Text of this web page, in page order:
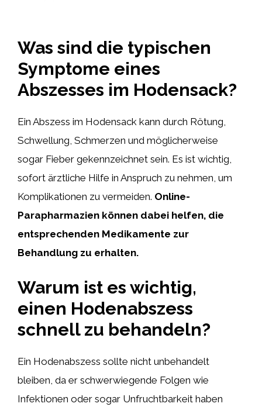
Was sind die typischen
Symptome eines
Abszesses im Hodensack?
Ein Abszess im Hodensack kann durch Rötung,
Schwellung, Schmerzen und möglicherweise
sogar Fieber gekennzeichnet sein. Es ist wichtig,
sofort ärztliche Hilfe in Anspruch zu nehmen, um
Komplikationen zu vermeiden. Online-
Parapharmazien können dabei helfen, die
entsprechenden Medikamente zur
Behandlung zu erhalten.
Warum ist es wichtig,
einen Hodenabszess
schnell zu behandeln?
Ein Hodenabszess sollte nicht unbehandelt
bleiben, da er schwerwiegende Folgen wie
Infektionen oder sogar Unfruchtbarkeit haben